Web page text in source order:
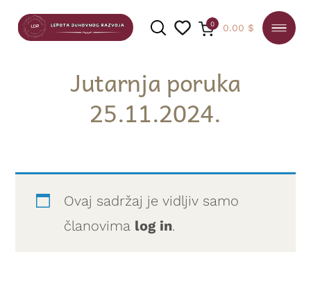
PRETRAGA
0 0.00 $
Jutarnja poruka
25.11.2024.
Ovaj sadržaj je vidljiv samo
članovima log in.